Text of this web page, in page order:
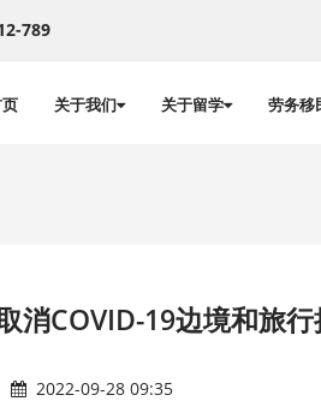
789
关于我们 关于留学 劳务移
消COVID-19边境和旅
2022-09-28 09:35